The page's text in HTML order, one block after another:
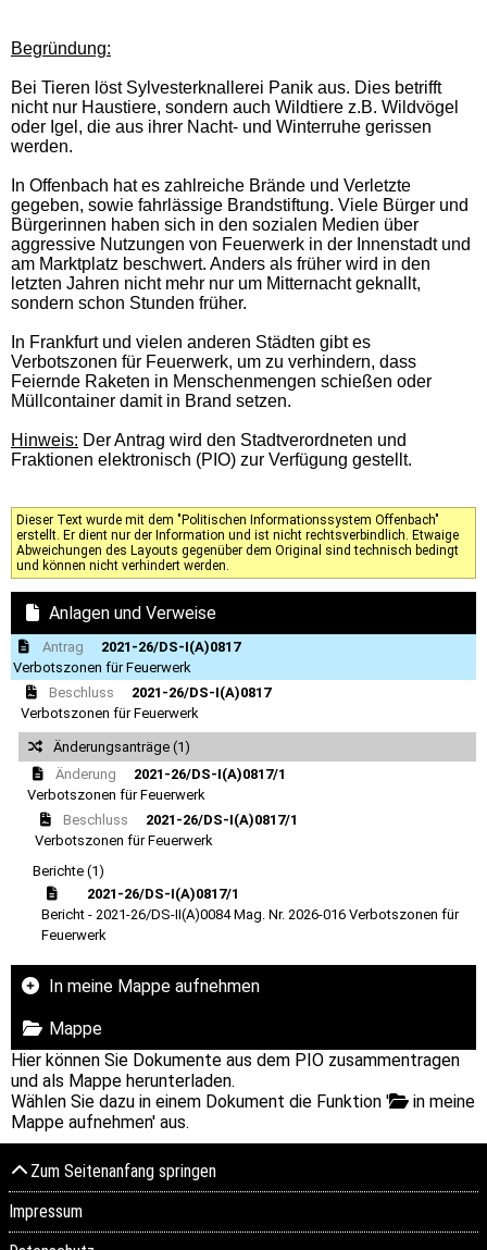
Begründung:
Bei Tieren löst Sylvesterknallerei Panik aus. Dies betrifft
nicht nur Haustiere, sondern auch Wildtiere z.B. Wildvögel
oder Igel, die aus ihrer Nacht- und Winterruhe gerissen
werden.
In Offenbach hat es zahlreiche Brände und Verletzte
gegeben, sowie fahrlässige Brandstiftung. Viele Bürger und
Bürgerinnen haben sich in den sozialen Medien über
aggressive Nutzungen von Feuerwerk in der Innenstadt und
am Marktplatz beschwert. Anders als früher wird in den
letzten Jahren nicht mehr nur um Mitternacht geknallt,
sondern schon Stunden früher.
In Frankfurt und vielen anderen Städten gibt es
Verbotszonen für Feuerwerk, um zu verhindern, dass
Feiernde Raketen in Menschenmengen schießen oder
Müllcontainer damit in Brand setzen.
Hinweis: Der Antrag wird den Stadtverordneten und
Fraktionen elektronisch (PIO) zur Verfügung gestellt.
Dieser Text wurde mit dem "Politischen Informationssystem Offenbach"
erstellt. Er dient nur der Information und ist nicht rechtsverbindlich. Etwaige
Abweichungen des Layouts gegenüber dem Original sind technisch bedingt
und können nicht verhindert werden.
Anlagen und Verweise
Antrag
2021-26/DS-I(A)0817
Verbotszonen für Feuerwerk
Beschluss
2021-26/DS-I(A)0817
Verbotszonen für Feuerwerk
Änderungsanträge (1)
Änderung
2021-26/DS-I(A)0817/1
Verbotszonen für Feuerwerk
Beschluss
2021-26/DS-I(A)0817/1
Verbotszonen für Feuerwerk
Berichte (1)
2021-26/DS-I(A)0817/1
Bericht - 2021-26/DS-II(A)0084 Mag. Nr. 2026-016 Verbotszonen für
Feuerwerk
In meine Mappe aufnehmen
Mappe
Hier können Sie Dokumente aus dem PIO zusammentragen
und als Mappe herunterladen.
Wählen Sie dazu in einem Dokument die Funktion '
in meine
Mappe aufnehmen' aus.
Zum Seitenanfang springen
Impressum